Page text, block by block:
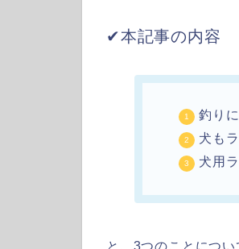
✔︎本記事の内容
釣り
犬も
犬用
と、3つのことについ